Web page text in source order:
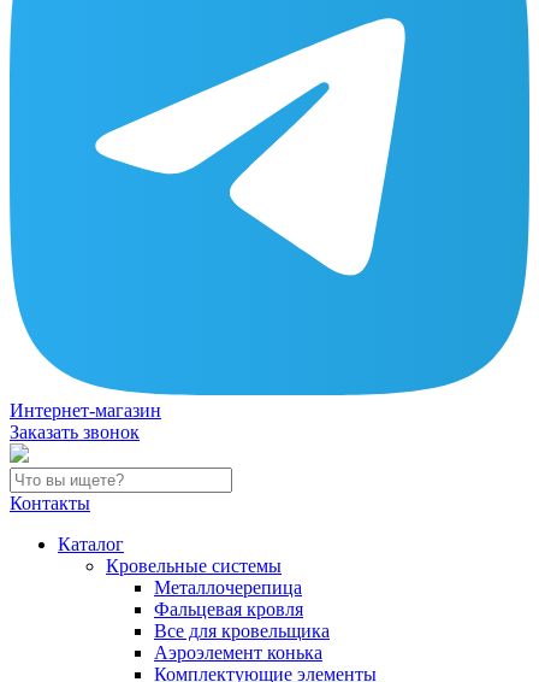
Интернет-магазин
Заказать звонок
Контакты
Каталог
Кровельные системы
Металлочерепица
Фальцевая кровля
Все для кровельщика
Аэроэлемент конька
Комплектующие элементы